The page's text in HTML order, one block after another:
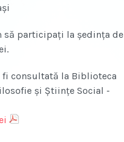
participaţi la şedinţa de
consultată la Biblioteca
şi Ştiinţe Social -